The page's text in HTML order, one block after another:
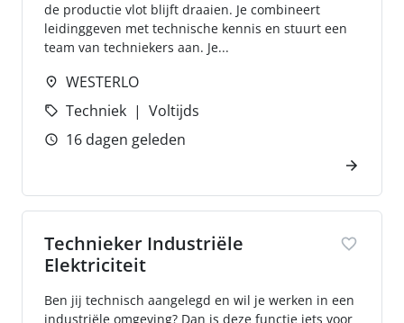
de productie vlot blijft draaien. Je combineert
leidinggeven met technische kennis en stuurt een
team van techniekers aan. Je...
WESTERLO
Techniek
Voltijds
16 dagen geleden
Technieker Industriële
Elektriciteit
Ben jij technisch aangelegd en wil je werken in een
industriële omgeving? Dan is deze functie iets voor